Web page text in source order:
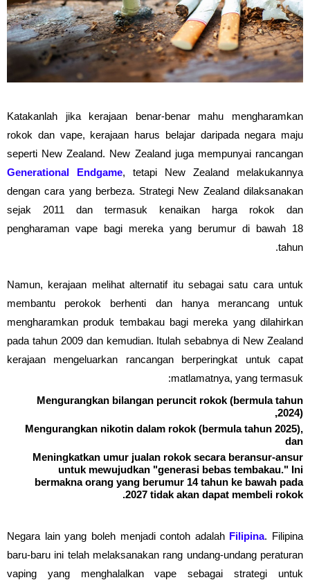
Katakanlah jika kerajaan benar-benar mahu mengharamkan
rokok dan vape, kerajaan harus belajar daripada negara maju
seperti New Zealand. New Zealand juga mempunyai rancangan
Generational Endgame, tetapi New Zealand melakukannya
dengan cara yang berbeza. Strategi New Zealand dilaksanakan
sejak 2011 dan termasuk kenaikan harga rokok dan
pengharaman vape bagi mereka yang berumur di bawah 18
tahun.
Namun, kerajaan melihat alternatif itu sebagai satu cara untuk
membantu perokok berhenti dan hanya merancang untuk
mengharamkan produk tembakau bagi mereka yang dilahirkan
pada tahun 2009 dan kemudian. Itulah sebabnya di New Zealand
kerajaan mengeluarkan rancangan berperingkat untuk capat
matlamatnya, yang termasuk:
Mengurangkan bilangan peruncit rokok (bermula tahun
2024),
Mengurangkan nikotin dalam rokok (bermula tahun 2025),
dan
Meningkatkan umur jualan rokok secara beransur-ansur
untuk mewujudkan "generasi bebas tembakau." Ini
bermakna orang yang berumur 14 tahun ke bawah pada
2027 tidak akan dapat membeli rokok.
Negara lain yang boleh menjadi contoh adalah Filipina. Filipina
baru-baru ini telah melaksanakan rang undang-undang peraturan
vaping yang menghalalkan vape sebagai strategi untuk